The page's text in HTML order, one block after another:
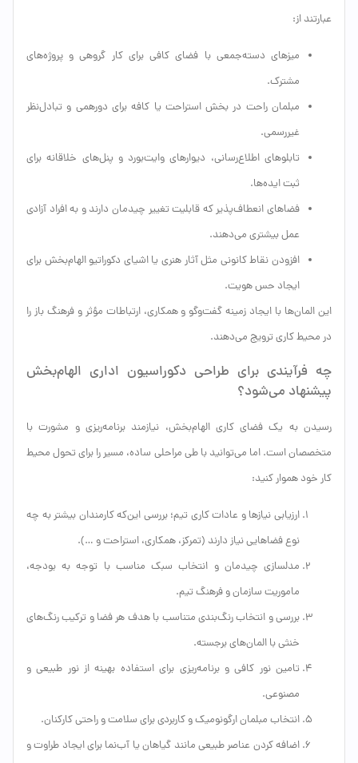
عبارتند از:
میزهای دسته‌جمعی با فضای کافی برای کار گروهی و پروژه‌های
مشترک.
مبلمان راحت در بخش استراحت یا کافه برای دورهمی و تبادل‌نظر
غیررسمی.
تابلوهای اطلاع‌رسانی، دیوارهای وایت‌بورد و پنل‌های خلاقانه برای
ثبت ایده‌ها.
فضاهای انعطاف‌پذیر که قابلیت تغییر چیدمان دارند و به افراد آزادی
عمل بیشتری می‌دهند.
افزودن نقاط کانونی مثل آثار هنری یا اشیای دکوراتیو الهام‌بخش برای
ایجاد حس هویت.
این المان‌ها با ایجاد زمینه گفت‌وگو و همکاری، ارتباطات مؤثر و فرهنگ باز را
در محیط کاری ترویج می‌دهند.
چه فرآیندی برای طراحی دکوراسیون اداری الهام‌بخش
پیشنهاد می‌شود؟
رسیدن به یک فضای کاری الهام‌بخش، نیازمند برنامه‌ریزی و مشورت با
متخصصان است. اما می‌توانید با طی مراحلی ساده، مسیر را برای تحول محیط
کار خود هموار کنید:
ارزیابی نیازها و عادات کاری تیم؛ بررسی این‌که کارمندان بیشتر به چه
نوع فضاهایی نیاز دارند (تمرکز، همکاری، استراحت و …).
مدلسازی چیدمان و انتخاب سبک مناسب با توجه به بودجه،
ماموریت سازمان و فرهنگ تیم.
بررسی و انتخاب رنگ‌بندی متناسب با هدف هر فضا و ترکیب رنگ‌های
خنثی با المان‌های برجسته.
تامین نور کافی و برنامه‌ریزی برای استفاده بهینه از نور طبیعی و
مصنوعی.
انتخاب مبلمان ارگونومیک و کاربردی برای سلامت و راحتی کارکنان.
اضافه کردن عناصر طبیعی مانند گیاهان یا آب‌نما برای ایجاد طراوت و